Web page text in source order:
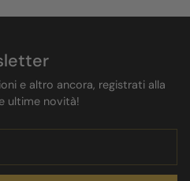
e altro ancora, registrati alla
ultime novità!